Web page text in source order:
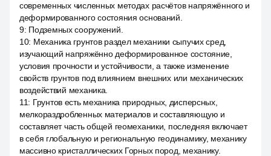
современных численных методах расчётов напряжённого и
деформированного состояния оснований.
9: Подземных сооружений.
10: Механика грунтов раздел механики сыпучих сред,
изучающий напряжённо деформированное состояние,
условия прочности и устойчивости, а также изменение
свойств грунтов под влиянием внешних или механических
воздействий механика.
11: Грунтов есть механика природных, дисперсных,
мелкораздробленных материалов и составляющую и
составляет часть общей геомеханики, последняя включает
в себя глобальную и региональную геодинамику, механику
массивно кристаллических Горных пород, механику.